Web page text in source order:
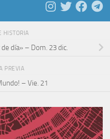
HISTORIA
día» – Dom. 23 dic.
PREVIA
– Vie. 21